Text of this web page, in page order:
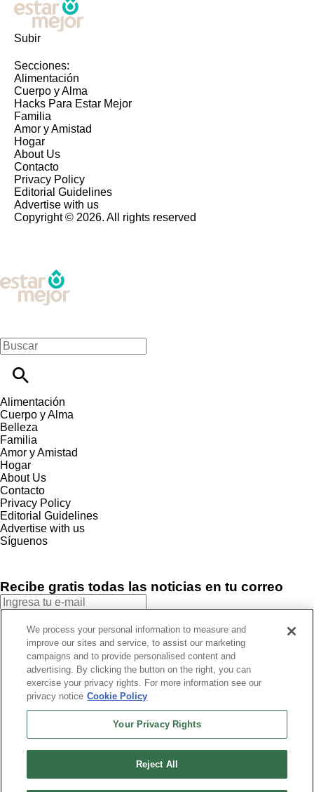
Subir
Secciones:
Alimentación
Cuerpo y Alma
Hacks Para Estar Mejor
Familia
Amor y Amistad
Hogar
About Us
Contacto
Privacy Policy
Editorial Guidelines
Advertise with us
Copyright © 2026. All rights reserved
Alimentación
Cuerpo y Alma
Belleza
Familia
Amor y Amistad
Hogar
About Us
Contacto
Privacy Policy
Editorial Guidelines
Advertise with us
Síguenos
Recibe gratis todas las noticias en tu correo
SUSCRIBIRME
Este sitio está protegido por reCAPTCHA y Google
privacidady Se aplican lasCondiciones de servicio
¡Muchas gracias!Ya estás suscrito a nuestro newsletter
Recibe gratis todas las noticias en tu correo
SUSCRIBIRME
We process your personal information to measure and
improve our sites and service, to assist our marketing
campaigns and to provide personalised content and
advertising. By clicking the button on the right, you can
exercise your privacy rights. For more information see our
privacy notice Cookie Policy
Your Privacy Rights
Reject All